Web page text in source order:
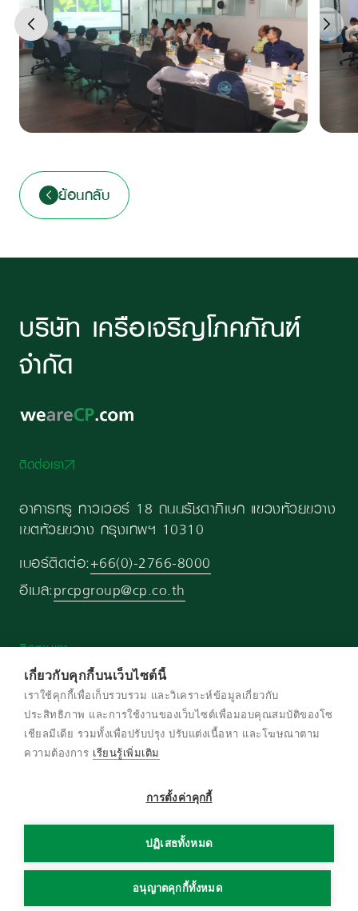
เกี่ยวกับคุกกี้บนเว็บไซต์นี้
เราใช้คุกกี้เพื่อเก็บรวบรวม และวิเคราะห์ข้อมูลเกี่ยวกับ
ประสิทธิภาพ และการใช้งานของเว็บไซต์เพื่อมอบคุณสมบัติของโซ
เชียลมีเดีย รวมทั้งเพื่อปรับปรุง ปรับแต่งเนื้อหา และโฆษณาตาม
ความต้องการ เรียนรู้เพิ่มเติม
การตั้งค่าคุกกี้
ปฏิเสธทั้งหมด
อนุญาตคุกกี้ทั้งหมด
ย้อนกลับ
บริษัท เครือเจริญโภคภัณฑ์
จำกัด
ติดต่อเรา
อาคารทรู ทาวเวอร์ 18 ถนนรัชดาภิเษก แขวงห้วยขวาง
เขตห้วยขวาง กรุงเทพฯ 10310
เบอร์ติดต่อ:+66(0)-2766-8000
อีเมล:prcpgroup@cp.co.th
ติดตามเรา
© สงวนลิขสิทธิ์ พ.ศ. 2569 บริษัท เครือเจริญ
นโยบายการใช้งานคุกกี้